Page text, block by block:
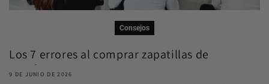
Consejos
Los 7 errores al comprar zapatillas de
running ...
9 DE JUNIO DE 2026